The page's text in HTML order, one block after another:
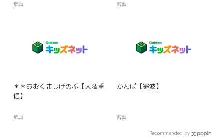
辞典 辞典
＊＊おおくましげのぶ【大隈重
信】
辞典
かんぱ【寒波】
辞典
Recommended by